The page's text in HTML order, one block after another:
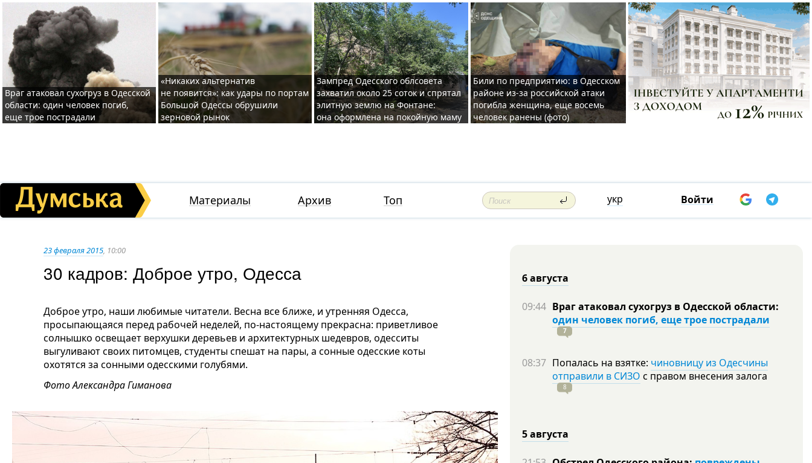
Враг атаковал сухогруз в Одесской
области: один человек погиб,
еще трое пострадали
«Никаких альтернатив
не появится»: как удары по портам
Большой Одессы обрушили
зерновой рынок
Зампред Одесского облсовета
захватил около 25 соток и спрятал
элитную землю на Фонтане:
она оформлена на покойную маму
Били по предприятию: в Одесском
районе из-за российской атаки
погибла женщина, еще восемь
человек ранены (фото)
Материалы Архив Топ укр Войти
23 февраля 2015, 10:00
30 кадров: Доброе утро, Одесса
Доброе утро, наши любимые читатели. Весна все ближе, и утренняя Одесса,
просыпающаяся перед рабочей неделей, по-настоящему прекрасна: приветливое
солнышко освещает верхушки деревьев и архитектурных шедевров, одесситы
выгуливают своих питомцев, студенты спешат на пары, а сонные одесские коты
охотятся за сонными одесскими голубями.
Фото Александра Гиманова
6 августа
09:44 Враг атаковал сухогруз в Одесской области:
один человек погиб, еще трое пострадали
7
08:37 Попалась на взятке: чиновницу из Одесчины
отправили в СИЗО с правом внесения залога
8
5 августа